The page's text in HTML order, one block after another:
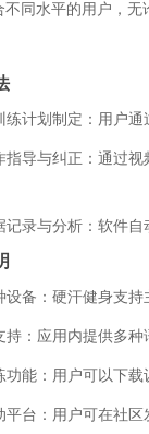
不同水平的用户，无
练计划制定：用户
指导与纠正：通过
记录与分析：软件
设备：硬汗健身支持
持：应用内提供多种
功能：用户可以下载
平台：用户可在社区